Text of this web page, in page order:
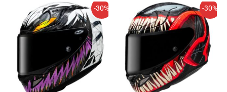
-30%
El
precio
original
era:
649,90€.
El
precio
actual
es:
454,93€.
-30%
El
precio
original
era:
649,90€.
El
precio
actual
es:
454,93€.